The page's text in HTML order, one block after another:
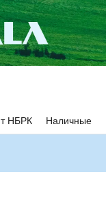
НБРК Наличные